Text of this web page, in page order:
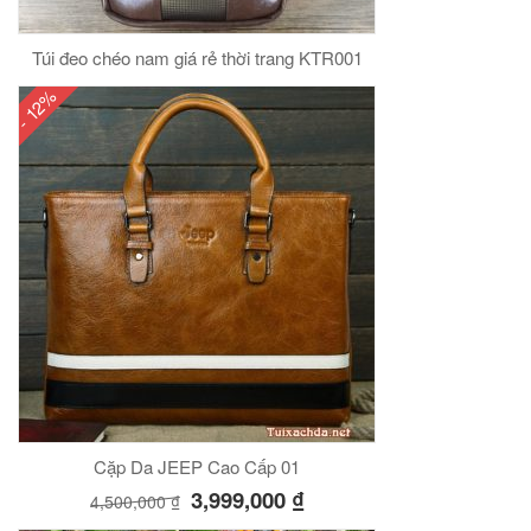
Túi đeo chéo nam giá rẻ thời trang KTR001
- 12%
Cặp Da JEEP Cao Cấp 01
4,500,000₫ 3,999,000 ₫